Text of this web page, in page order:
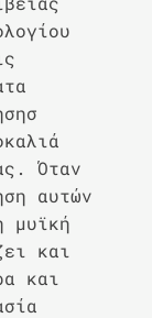
Όταν
αυτών
μυϊκή
και
και